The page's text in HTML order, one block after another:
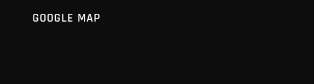
GOOGLE MAP